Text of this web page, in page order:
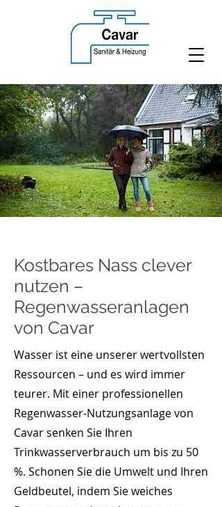
Kostbares Nass clever
nutzen –
Regenwasseranlagen
von Cavar
Wasser ist eine unserer wertvollsten
Ressourcen – und es wird immer
teurer. Mit einer professionellen
Regenwasser-Nutzungsanlage von
Cavar senken Sie Ihren
Trinkwasserverbrauch um bis zu 50
%. Schonen Sie die Umwelt und Ihren
Geldbeutel, indem Sie weiches